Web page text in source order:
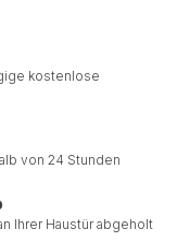
kostenlose
von 24 Stunden
Ihrer Haustür abgeholt